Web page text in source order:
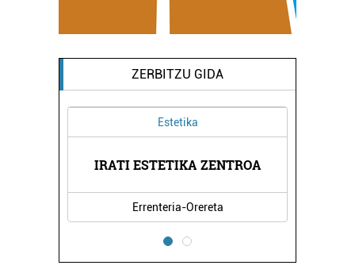
ZERBITZU GIDA
Estetika
IRATI ESTETIKA ZENTROA
Errenteria-Orereta